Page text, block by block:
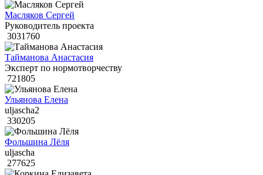
Масляков Сергей
Руководитель проекта
3031760
Тайманова Анастасия
Эксперт по нормотворчеству
721805
Ульянова Елена
uljascha2
330205
Фольшина Лёля
uljascha
277625